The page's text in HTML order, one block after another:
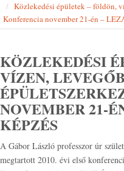
Közlekedési épületek – földön,
Konferencia november 21-én –
KÖZLEKEDÉSI
VÍZEN,
NOVEMBER 21-
KÉPZÉS
A Gábor László professzor úr
megtartott 2010. évi első